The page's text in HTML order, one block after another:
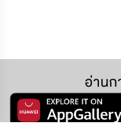
อ่านก